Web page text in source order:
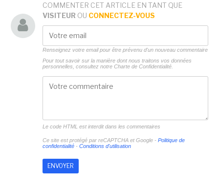
COMMENTER CET ARTICLE EN TANT QUE
VISITEUR OU CONNECTEZ-VOUS
Renseignez votre email pour être prévenu d'un nouveau commentaire
Pour tout savoir sur la manière dont nous traitons vos données
personnelles, consultez notre Charte de Confidentialité.
Le code HTML est interdit dans les commentaires
Ce site est protégé par reCAPTCHA et Google - Politique de
confidentialité- Conditions d'utilisation